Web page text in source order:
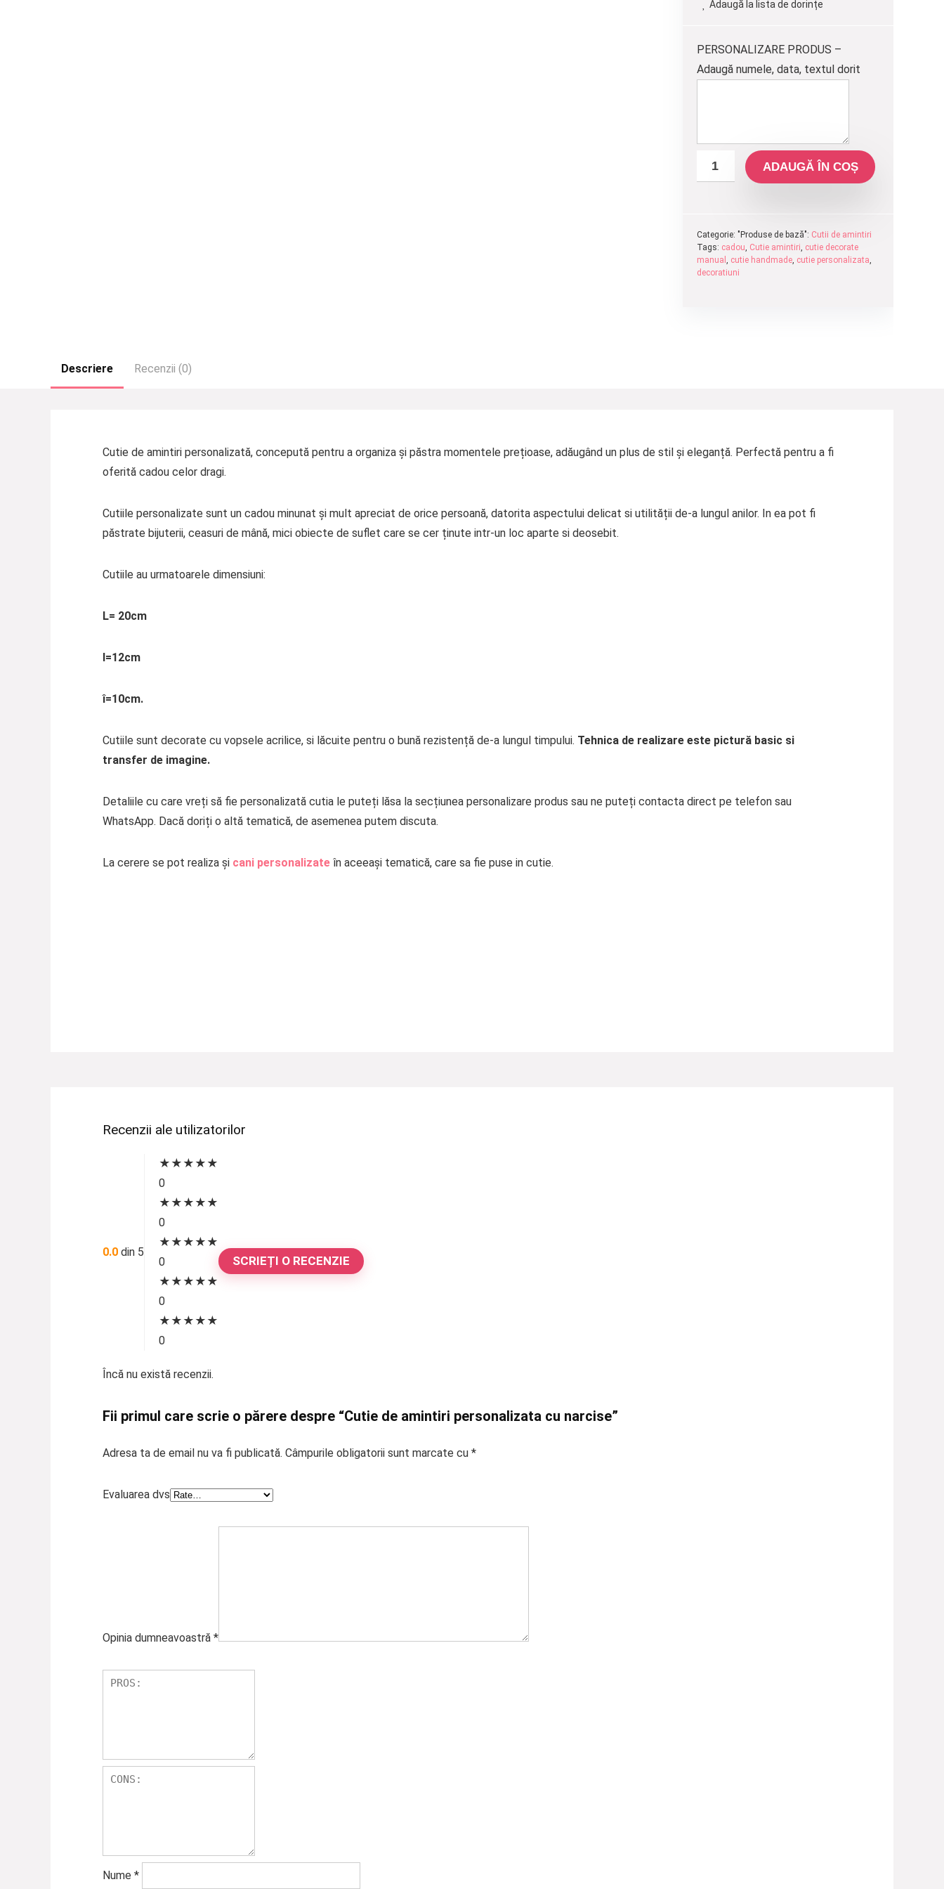
fost:
130.00 lei.
Adaugă la lista de dorințe
PERSONALIZARE PRODUS –
Adaugă numele, data, textul dorit
ADAUGĂ ÎN COȘ
Categorie: "Produse de bază": Cutii de amintiri
Tags: cadou, Cutie amintiri, cutie decorate
manual , cutie handmade, cutie personalizata,
decoratiuni
Descriere Recenzii (0)
Cutie de amintiri personalizată, concepută pentru a organiza și păstra momentele prețioase, adăugând un plus de stil și eleganță. Perfectă pentru a fi
oferită cadou celor dragi.
Cutiile personalizate sunt un cadou minunat și mult apreciat de orice persoană, datorita aspectului delicat si utilității de-a lungul anilor. In ea pot fi
păstrate bijuterii, ceasuri de mână, mici obiecte de suflet care se cer ținute intr-un loc aparte si deosebit.
Cutiile au urmatoarele dimensiuni:
L= 20cm
l=12cm
î=10cm.
Cutiile sunt decorate cu vopsele acrilice, si lăcuite pentru o bună rezistență de-a lungul timpului. Tehnica de realizare este pictură basic si
transfer de imagine.
Detaliile cu care vreți să fie personalizată cutia le puteți lăsa la secțiunea personalizare produs sau ne puteți contacta direct pe telefon sau
WhatsApp. Dacă doriți o altă tematică, de asemenea putem discuta.
La cerere se pot realiza și cani personalizateîn aceeași tematică, care sa fie puse in cutie.
Recenzii ale utilizatorilor
0.0 din 5
★ ★ ★ ★ ★
0
★ ★ ★ ★ ★
0
★ ★ ★ ★ ★
0
★ ★ ★ ★ ★
0
★ ★ ★ ★ ★
0
SCRIEȚI O RECENZIE
Încă nu există recenzii.
Fii primul care scrie o părere despre “Cutie de amintiri personalizata cu narcise”
Adresa ta de email nu va fi publicată. Câmpurile obligatorii sunt marcate cu *
Evaluarea dvs
Opinia dumneavoastră *
Nume *